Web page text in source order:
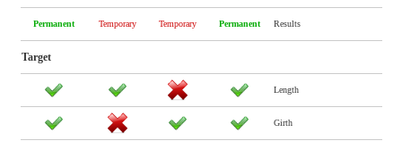
Results
Permanent
Temporary
Temporary
Permanent
Target
Length
Girth